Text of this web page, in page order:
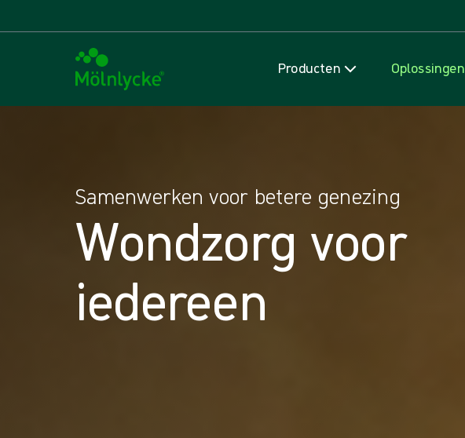
Producten Oplossingen
Samenwerken voor betere genezing
Wondzorg voor
iedereen